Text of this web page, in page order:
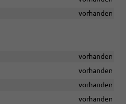
vorhanden
vorhanden
vorhanden
vorhanden
vorhanden